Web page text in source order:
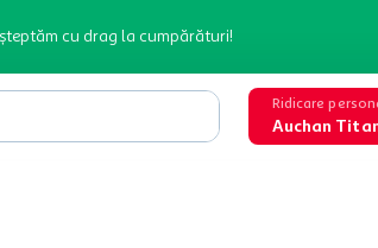
cu drag la cumpărături!
Ridicare
Auchan